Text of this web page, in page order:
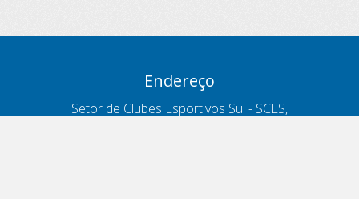
Endereço
Setor de Clubes Esportivos Sul - SCES,